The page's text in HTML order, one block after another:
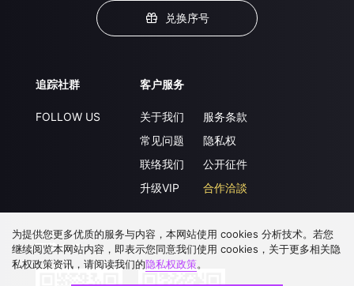
兑换序号
追踪社群
FOLLOW US
客户服务
关于我们
常见问题
联络我们
升级VIP
服务条款
隐私权
公开征件
合作洽談
下载 APP
为提供您更多优质的服务与内容，本网站使用 cookies 分析技术。若您
继续阅览本网站内容，即表示您同意我们使用 cookies，关于更多相关隐
私权政策资讯，请阅读我们的隐私权政策。